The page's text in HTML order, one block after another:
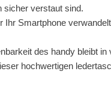
sicher verstaut sind.
Smartphone
des handy bleibt
hochwertigen